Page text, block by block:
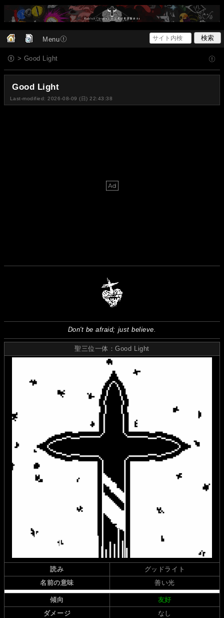
Menu
> Good Light
Good Light
Last-modified: 2026-08-09 (日) 22:43:38
Don't be afraid; just believe.
聖三位一体：Good Light
読み
グッドライト
名前の意味
善い光
傾向
友好
ダメージ
なし